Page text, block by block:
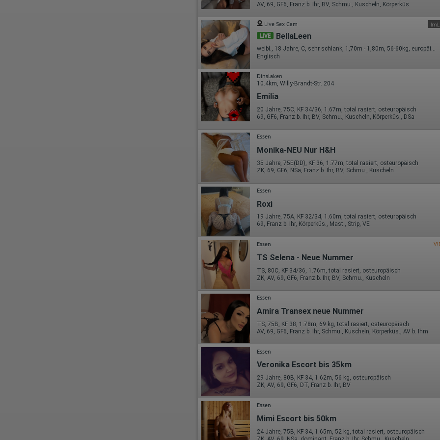
sowie die von dem Browser übermittelte IP-Adresse werden übertragen
und gespeichert. Dabei können aus den verarbeiteten Daten
Nutzungsprofile der Nutzer erstellt werden. Diese Informationen wird
Google gegebenenfalls auch an Dritte übertragen, sofern dies gesetzlich
vorgeschrieben wird oder, soweit Dritte diese Daten im Auftrag von
Google verarbeiten. Die IP-Adresse der Nutzer wird von Google innerhalb
von Mitgliedstaaten der Europäischen Union oder in anderen
Vertragsstaaten des Abkommens über den Europäischen
Wirtschaftsraum gekürzt, dies bedeutet, dass alle Daten anonym
erhoben werden. Nur in Ausnahmefällen wird die volle IP-Adresse an
einen Server von Google in den USA übertragen und dort gekürzt. Die von
dem Browser des Nutzers übermittelte IP-Adresse wird nicht mit anderen
Daten von Google zusammengeführt.
Erhobene Informationen zum Besucherverhalten sind folgende:
Herkunft (Land und Stadt)
Sprache
Betriebssystem
Gerät (PC, Tablet-PC oder Smartphone)
Browser und alle verwendeten Add-ons
Auflösung des Computers
Besucherquelle (Facebook, Suchmaschine oder verweisende
Webseite)
Welche Dateien wurden heruntergeladen?
Welche Videos angeschaut?
Wurden Werbebanner angeklickt?
Wohin ging der Besucher? Klickte er auf weitere Seiten des Portals
oder hat er sie komplett verlassen?
Wie lange blieb der Besucher?
Ort der Verarbeitung:
Europäische Union & USA
Hotjar
Wir nutzen Hotjar als Webanalysedient. Es wird verwendet, um Daten
über das Benutzerverhalten zu sammeln. Hotjar kann auch im Rahmen
von Umfragen und Feedbackfunktionen, die auf unserer Website
eingebunden sind, von Ihnen bereitgestellte Informationen verarbeiten.
Herausgeber:
Hotjar Limited, Malta
Erhobene Daten:
Datum und Uhrzeit des Besuchs
Gerätetyp
Geografischer Standort
IP-Adresse
Mausbewegungen
Besuchte Seiten
Referrer URL
Bildschirmauflösung
Eindeutige Gerätekennung
Sprachinformationen
AV, 69, GF6, Franz b. Ihr, BV, Schmu., Kuscheln, Körperküs.
Live Sex Cam
LIVE BellaLeen
weibl., 18 Jahre, C, sehr schlank, 1,70m - 1,80m, 56-60kg, europäisch
Englisch
Dinslaken
10.4km, Willy-Brandt-Str. 204
Emilia
20 Jahre, 75C, KF 34/36, 1.67m, total rasiert, osteuropäisch
69, GF6, Franz b. Ihr, BV, Schmu., Kuscheln, Körperküs., DSa
Essen
Monika-NEU Nur H&H
35 Jahre, 75E(DD), KF 36, 1.77m, total rasiert, osteuropäisch
ZK, 69, GF6, NSa, Franz b. Ihr, BV, Schmu., Kuscheln
Essen
Roxi
19 Jahre, 75A, KF 32/34, 1.60m, total rasiert, osteuropäisch
69, Franz b. Ihr, Körperküs., Mast., Strip, VE
Essen
TS Selena - Neue Nummer
TS, 80C, KF 34/36, 1.76m, total rasiert, osteuropäisch
ZK, AV, 69, GF6, Franz b. Ihr, BV, Schmu., Kuscheln
Essen
Amira Transex neue Nummer
TS, 75B, KF 38, 1.78m, 69 kg, total rasiert, osteuropäisch
AV, 69, GF6, Franz b. Ihr, Schmu., Kuscheln, Körperküs., AV b. Ihm
Essen
Veronika Escort bis 35km
29 Jahre, 80B, KF 34, 1.62m, 56 kg, osteuropäisch
ZK, AV, 69, GF6, DT, Franz b. Ihr, BV
Essen
Mimi Escort bis 50km
24 Jahre, 75B, KF 34, 1.65m, 52 kg, total rasiert, osteuropäisch